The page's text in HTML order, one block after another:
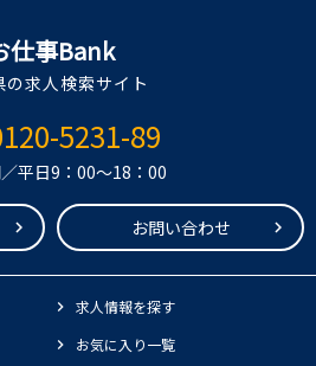
仕事Bank
の求人検索サイト
5231-89
平日9：00～18：00
お問い合わせ
求人情報を探す
お気に入り一覧